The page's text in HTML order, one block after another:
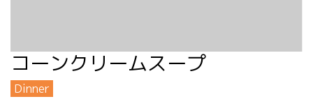
コーンクリームスープ
Dinner